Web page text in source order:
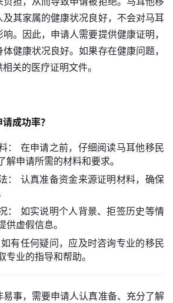
及其家属的健康状况良好，不会对马耳
。因此，申请人需要提供健康证明，
健康状况良好。如果存在健康问题，
关的医疗证明文件。
成功率？
： 在申请之前，仔细阅读马耳他移民
解申请所需的材料和要求。
： 认真准备资金来源证明材料，确保
： 如实说明个人背景、拒签历史等情
虚假信息。
有任何疑问，应及时咨询专业的移民
专业的指导和帮助。
事，需要申请人认真准备、充分了解